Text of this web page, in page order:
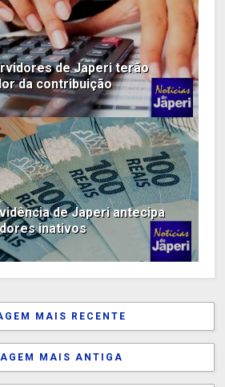
de Japeri terão
da contribuição
de Japeri antecipa
inativos
MAIS RECENTE
MAIS ANTIGA